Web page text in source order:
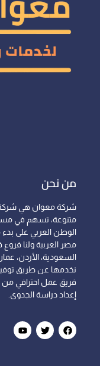
من نحن
شركة معوان هي شركة
متنوعة، تسهم في
الوطن العربي على
مصر العربية ولنا
السعودية، الأردن،
نخدمها عن طريق
فريق عمل احترافي من
إعداد دراسة الجدوى.